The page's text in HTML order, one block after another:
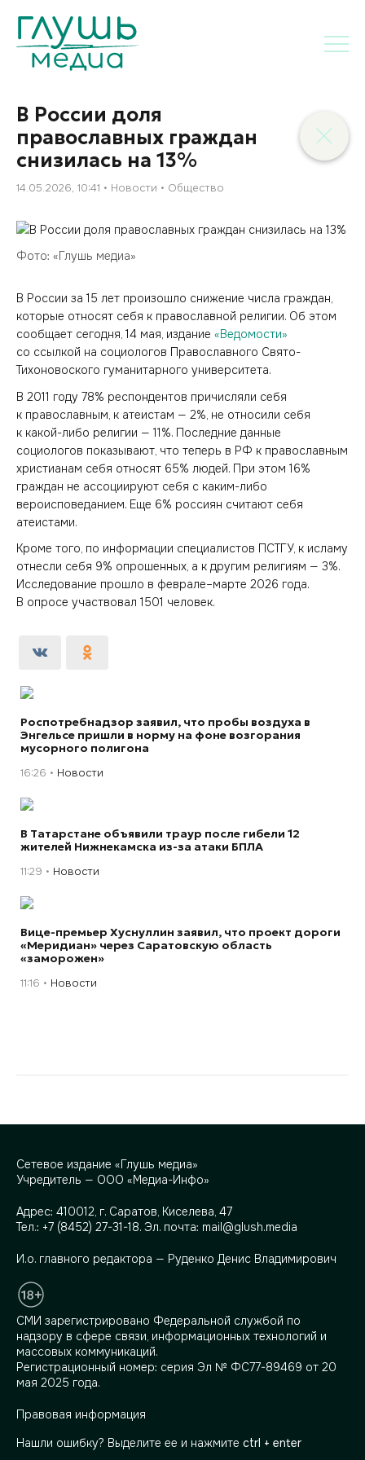
В России доля
православных граждан
снизилась на 13%
14.05.2026, 10:41 Новости Общество
Фото: «Глушь медиа»
В России за 15 лет произошло снижение числа граждан,
которые относят себя к православной религии. Об этом
сообщает сегодня, 14 мая, издание «Ведомости»
со ссылкой на социологов Православного Свято-
Тихоновоского гуманитарного университета.
В 2011 году 78% респондентов причисляли себя
к православным, к атеистам — 2%, не относили себя
к какой-либо религии — 11%. Последние данные
социологов показывают, что теперь в РФ к православным
христианам себя относят 65% людей. При этом 16%
граждан не ассоциируют себя с каким-либо
вероисповеданием. Еще 6% россиян считают себя
атеистами.
Кроме того, по информации специалистов ПСТГУ, к исламу
отнесли себя 9% опрошенных, а к другим религиям — 3%.
Исследование прошло в феврале–марте 2026 года.
В опросе участвовал 1501 человек.
Роспотребнадзор заявил, что пробы воздуха в
Энгельсе пришли в норму на фоне возгорания
мусорного полигона
16:26 Новости
В Татарстане объявили траур после гибели 12
жителей Нижнекамска из-за атаки БПЛА
11:29 Новости
Вице-премьер Хуснуллин заявил, что проект дороги
«Меридиан» через Саратовскую область
«заморожен»
11:16 Новости
Сетевое издание «Глушь медиа»
Учредитель — ООО «Медиа-Инфо»
Адрес: 410012, г. Саратов, Киселева, 47
Тел.: +7 (8452) 27-31-18. Эл. почта: mail@glush.media
И.о. главного редактора — Руденко Денис Владимирович
СМИ зарегистрировано Федеральной службой по
надзору в сфере связи, информационных технологий и
массовых коммуникаций.
Регистрационный номер: серия Эл № ФС77-89469 от 20
мая 2025 года.
Правовая информация
Нашли ошибку? Выделите ее и нажмите ctrl + enter